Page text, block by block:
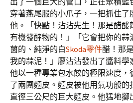
穿著燕尾服的小爪子，一把抓住了
他。「快點！沾沾先生！那是醋酸
有機發酵物的！」「它會把你的蒜
菌的、純淨的白Skoda零件醋！那
我的蒜泥！」廖沾沾發出了醬料學
他以一種專業包水餃的極限速度，
了兩團麵皮。麵皮被他用氣功般
直徑三公尺的巨大麵皮。他猛地擲